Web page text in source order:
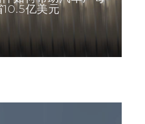
10.5亿美元